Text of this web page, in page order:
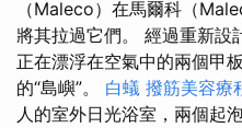
（Maleco）在馬爾科（
將其拉過它們。 經過重新設
正在漂浮在空氣中的兩個甲
的“島嶼”。 白蟻 撥筋美容療
人的室外日光浴室，兩個起